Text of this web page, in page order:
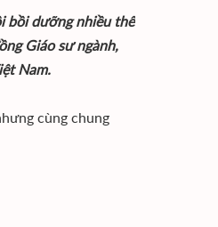
bồi dưỡng nhiều thế
Giáo sư ngành,
Nam.
cùng chung